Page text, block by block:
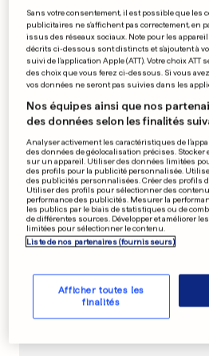
Un eurodéputé
nommé ministre
1 9 1
Snapchat
0 8
DÉCÈS
Une reine
sans réel
Sans votre consentement, il est possible que les
publicitaires ne s'affichent pas correctement, en
issus des réseaux sociaux. Note pour les
décrits ci-dessous sont distincts et s'ajoutent à
suivi de l'application Apple (ATT). Votre choix ATT
des choix que vous ferez ci-dessous. Si vous
vos données ne seront pas suivies dans les
Nos équipes ainsi que nos
des données selon les finalités
Analyser activement les caractéristiques de
des données de géolocalisation précises. Stocker
sur un appareil. Utiliser des données limitées
des profils pour la publicité personnalisée.
des publicités personnalisées. Créer des profils
Utiliser des profils pour sélectionner des
performance des publicités. Mesurer la
les publics par le biais de statistiques ou de
de différentes sources. Développer et améliorer
limitées pour sélectionner le contenu.
Liste de nos partenaires (fournisseurs)
Afficher toutes les
finalités